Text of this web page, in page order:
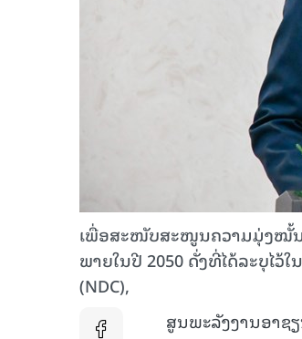
ເພື່ອສະໜັບສະໜູນຄວາມມຸ່ງໝັ້ນ
ພາຍໃນປີ 2050 ດັ່ງທີ່ໄດ້ລະບຸໄ
(NDC),
ສູນພະລັງງານອາຊ